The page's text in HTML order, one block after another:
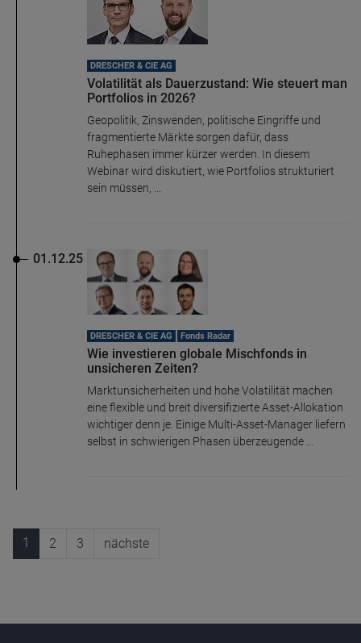
DRESCHER & CIE AG
Volatilität als Dauerzustand: Wie steuert man
Portfolios in 2026?
Geopolitik, Zinswenden, politische Eingriffe und
fragmentierte Märkte sorgen dafür, dass
Ruhephasen immer kürzer werden. In diesem
Webinar wird diskutiert, wie Portfolios strukturiert
sein müssen, ...
01.12.25
DRESCHER & CIE AG Fonds Radar
Wie investieren globale Mischfonds in
unsicheren Zeiten?
Marktunsicherheiten und hohe Volatilität machen
eine flexible und breit diversifizierte Asset-Allokation
wichtiger denn je. Einige Multi-Asset-Manager liefern
selbst in schwierigen Phasen überzeugende ...
1 2 3 nächste